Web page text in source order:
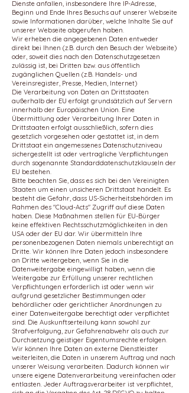
Dienste anfallen, insbesondere Ihre IP-Adresse,
Beginn und Ende Ihres Besuchs auf unserer Webseite
sowie Informationen darüber, welche Inhalte Sie auf
unserer Webseite abgerufen haben.
Wir erheben die angegebenen Daten entweder
direkt bei Ihnen (z.B. durch den Besuch der Webseite)
oder, soweit dies nach den Datenschutzgesetzen
zulässig ist, bei Dritten bzw. aus öffentlich
zugänglichen Quellen (z.B. Handels- und
Vereinsregister, Presse, Medien, Internet)
Die Verarbeitung von Daten an Drittstaaten
außerhalb der EU erfolgt grundsätzlich auf Servern
innerhalb der Europäischen Union. Eine
Übermittlung oder Verarbeitung Ihrer Daten in
Drittstaaten erfolgt ausschließlich, sofern dies
gesetzlich vorgesehen oder gestattet ist, in dem
Drittstaat ein angemessenes Datenschutzniveau
sichergestellt ist oder vertragliche Verpflichtungen
durch sogenannte Standarddatenschutzklauseln der
EU bestehen.
Bitte beachten Sie, dass es sich bei den Vereinigten
Staaten um einen unsicheren Drittstaat handelt. Es
besteht die Gefahr, dass US-Sicherheitsbehörden im
Rahmen des "Cloud-Acts" Zugriff auf diese Daten
haben. Diese Maßnahmen stellen für EU-Bürger
keine effektiven Rechtsschutzmöglichkeiten in den
USA oder der EU dar. Wir übermitteln Ihre
personenbezogenen Daten niemals unberechtigt an
Dritte. Wir können Ihre Daten jedoch insbesondere
an Dritte weitergeben, wenn Sie in die
Datenweitergabe eingewilligt haben, wenn die
Weitergabe zur Erfüllung unserer rechtlichen
Verpflichtungen erforderlich ist oder wenn wir
aufgrund gesetzlicher Bestimmungen oder
behördlicher oder gerichtlicher Anordnungen zu
einer Datenweitergabe berechtigt oder verpflichtet
sind. Die Auskunftserteilung kann sowohl zur
Strafverfolgung, zur Gefahrenabwehr als auch zur
Durchsetzung geistiger Eigentumsrechte erfolgen.
Wir können Ihre Daten an externe Dienstleister
weiterleiten, die Daten in unserem Auftrag und nach
unserer Weisung verarbeiten. Dadurch können wir
unsere eigene Datenverarbeitung vereinfachen oder
entlasten. Jeder Auftragsverarbeiter ist verpflichtet,